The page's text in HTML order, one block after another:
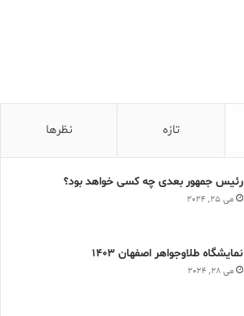
تازه نظرها
رئیس جمهور بعدی چه کسی خواهد بود؟
می 25, 2024
نمایشگاه طلاوجواهر اصفهان 1403
می 28, 2024